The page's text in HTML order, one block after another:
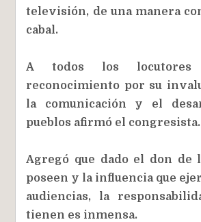
televisión, de una manera
cabal.
A todos los
reconocimiento por su
la comunicación y el
pueblos afirmó el congresista.
Agregó que dado el don de
poseen y la influencia que
audiencias, la
tienen es inmensa.